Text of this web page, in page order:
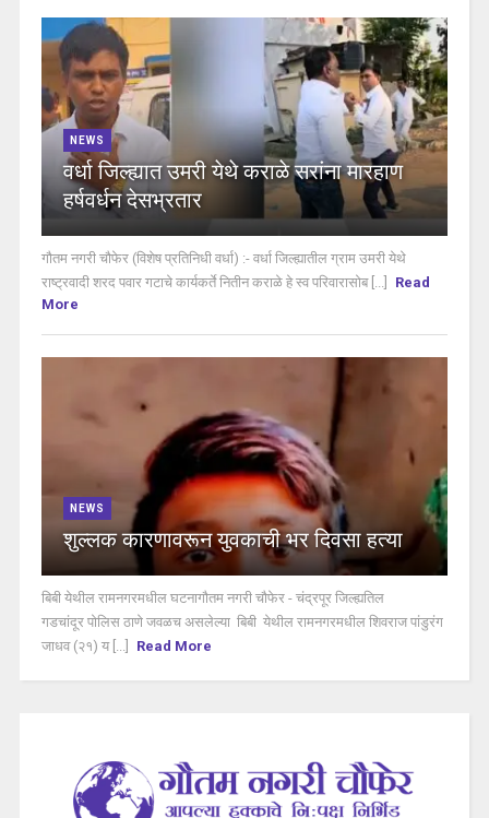
NEWS
वर्धा जिल्ह्यात उमरी येथे कराळे सरांना मारहाण
हर्षवर्धन देसभ्रतार
गौतम नगरी चौफेर (विशेष प्रतिनिधी वर्धा) :- वर्धा जिल्ह्यातील ग्राम उमरी येथे
राष्ट्रवादी शरद पवार गटाचे कार्यकर्ते नितीन कराळे हे स्व परिवारासोब [...]
Read
More
NEWS
शुल्लक कारणावरून युवकाची भर दिवसा हत्या
बिबी येथील रामनगरमधील घटनागौतम नगरी चौफेर - चंद्रपूर जिल्ह्यतिल
गडचांदूर पोलिस ठाणे जवळच असलेल्या बिबी येथील रामनगरमधील शिवराज पांडुरंग
जाधव (२१) य [...]
Read More